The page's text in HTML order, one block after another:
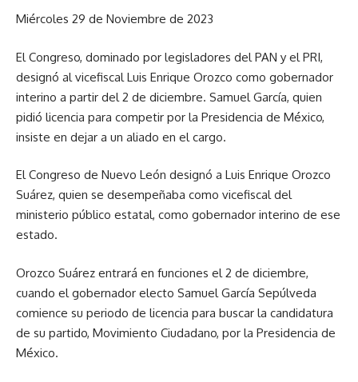
Miércoles 29 de Noviembre de 2023
El Congreso, dominado por legisladores del PAN y el PRI,
designó al vicefiscal Luis Enrique Orozco como gobernador
interino a partir del 2 de diciembre. Samuel García, quien
pidió licencia para competir por la Presidencia de México,
insiste en dejar a un aliado en el cargo.
El Congreso de Nuevo León designó a Luis Enrique Orozco
Suárez, quien se desempeñaba como vicefiscal del
ministerio público estatal, como gobernador interino de ese
estado.
Orozco Suárez entrará en funciones el 2 de diciembre,
cuando el gobernador electo Samuel García Sepúlveda
comience su periodo de licencia para buscar la candidatura
de su partido, Movimiento Ciudadano, por la Presidencia de
México.